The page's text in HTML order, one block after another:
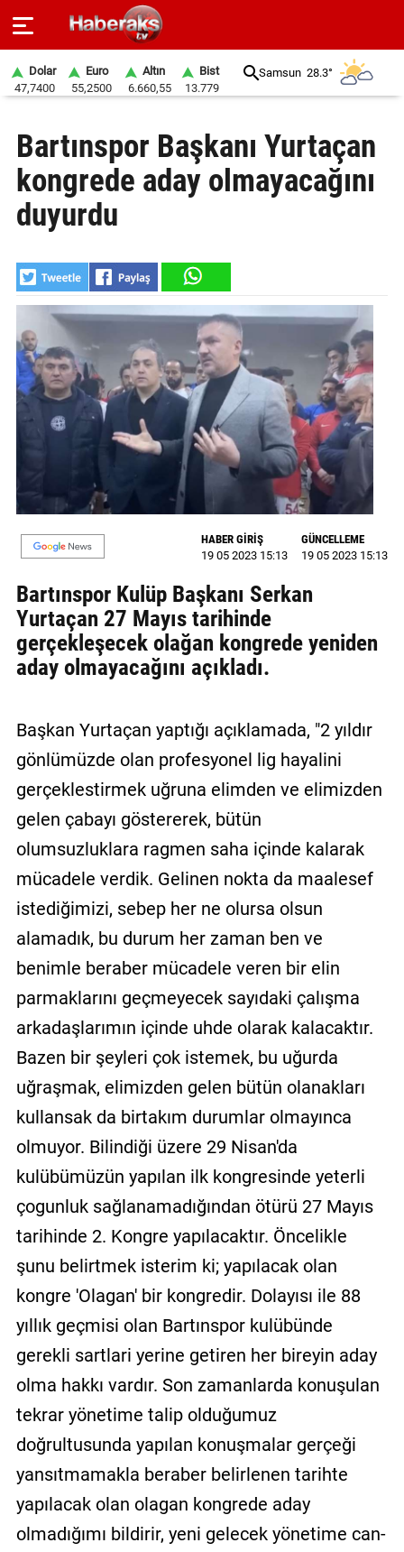
SPOR
YAŞAM
EKONOMİ
BELEDİYELER
SAĞLIK
SİYASET
EĞİTİM
GALERİ
YAZARLAR
BİZE
ULAŞIN
Künye
İletişim
Gizlilik
Kullanıcı
Sözleşmesi
Dolar
47,7400
Euro
55,2500
Altın
6.660,55
Bist
13.779
Samsun 28.3°
Bartınspor Başkanı Yurtaçan
kongrede aday olmayacağını
duyurdu
HABER GİRİŞ
19 05 2023 15:13
GÜNCELLEME
19 05 2023 15:13
Bartınspor Kulüp Başkanı Serkan
Yurtaçan 27 Mayıs tarihinde
gerçekleşecek olağan kongrede yeniden
aday olmayacağını açıkladı.
Başkan Yurtaçan yaptığı açıklamada, "2 yıldır
gönlümüzde olan profesyonel lig hayalini
gerçeklestirmek uğruna elimden ve elimizden
gelen çabayı göstererek, bütün
olumsuzluklara ragmen saha içinde kalarak
mücadele verdik. Gelinen nokta da maalesef
istediğimizi, sebep her ne olursa olsun
alamadık, bu durum her zaman ben ve
benimle beraber mücadele veren bir elin
parmaklarını geçmeyecek sayıdaki çalışma
arkadaşlarımın içinde uhde olarak kalacaktır.
Bazen bir şeyleri çok istemek, bu uğurda
uğraşmak, elimizden gelen bütün olanakları
kullansak da birtakım durumlar olmayınca
olmuyor. Bilindiği üzere 29 Nisan'da
kulübümüzün yapılan ilk kongresinde yeterli
çogunluk sağlanamadığından ötürü 27 Mayıs
tarihinde 2. Kongre yapılacaktır. Öncelikle
şunu belirtmek isterim ki; yapılacak olan
kongre 'Olagan' bir kongredir. Dolayısı ile 88
yıllık geçmisi olan Bartınspor kulübünde
gerekli sartlari yerine getiren her bireyin aday
olma hakkı vardır. Son zamanlarda konuşulan
tekrar yönetime talip olduğumuz
doğrultusunda yapılan konuşmalar gerçeği
yansıtmamakla beraber belirlenen tarihte
yapılacak olan olagan kongrede aday
olmadığımı bildirir, yeni gelecek yönetime can-